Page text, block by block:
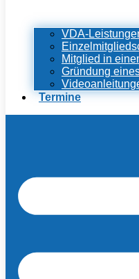
VDA-
Mitglied in
Gründung
Termine